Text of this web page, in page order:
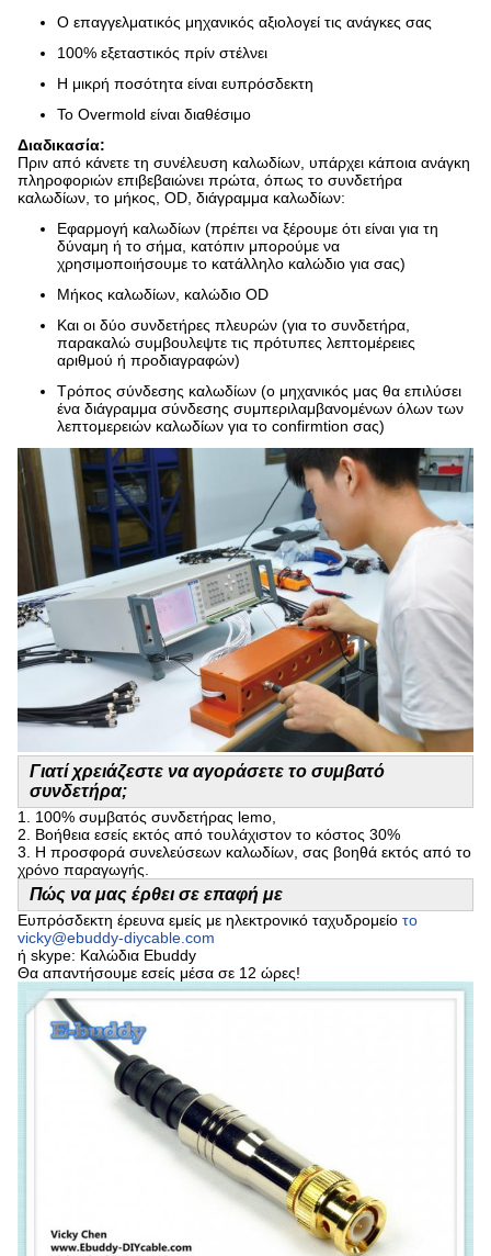
Ο επαγγελματικός μηχανικός αξιολογεί τις ανάγκες σας
100% εξεταστικός πρίν στέλνει
Η μικρή ποσότητα είναι ευπρόσδεκτη
Το Overmold είναι διαθέσιμο
Διαδικασία:
Πριν από κάνετε τη συνέλευση καλωδίων, υπάρχει κάποια ανάγκη
πληροφοριών επιβεβαιώνει πρώτα, όπως το συνδετήρα
καλωδίων, το μήκος, OD, διάγραμμα καλωδίων:
Εφαρμογή καλωδίων (πρέπει να ξέρουμε ότι είναι για τη
δύναμη ή το σήμα, κατόπιν μπορούμε να
χρησιμοποιήσουμε το κατάλληλο καλώδιο για σας)
Μήκος καλωδίων, καλώδιο OD
Και οι δύο συνδετήρες πλευρών (για το συνδετήρα,
παρακαλώ συμβουλεψτε τις πρότυπες λεπτομέρειες
αριθμού ή προδιαγραφών)
Τρόπος σύνδεσης καλωδίων (ο μηχανικός μας θα επιλύσει
ένα διάγραμμα σύνδεσης συμπεριλαμβανομένων όλων των
λεπτομερειών καλωδίων για το confirmtion σας)
Γιατί χρειάζεστε να αγοράσετε το συμβατό
συνδετήρα;
1. 100% συμβατός συνδετήρας lemo,
2. Βοήθεια εσείς εκτός από τουλάχιστον το κόστος 30%
3. Η προσφορά συνελεύσεων καλωδίων, σας βοηθά εκτός από το
χρόνο παραγωγής.
Πώς να μας έρθει σε επαφή με
Ευπρόσδεκτη έρευνα εμείς με ηλεκτρονικό ταχυδρομείο το
vicky@ebuddy-diycable.com
ή skype: Καλώδια Ebuddy
Θα απαντήσουμε εσείς μέσα σε 12 ώρες!